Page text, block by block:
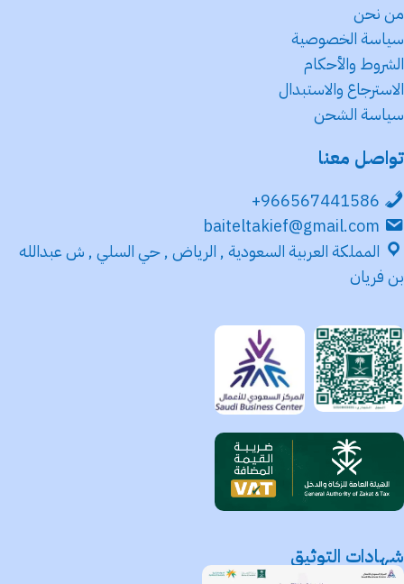
من نحن
سياسة الخصوصية
الشروط والأحكام
الاسترجاع والاستبدال
سياسة الشحن
تواصل معنا
966567441586+
baiteltakief@gmail.com
المملكة العربية السعودية , الرياض , حي السلي , ش عبدالله
بن فريان
شهادات التوثيق